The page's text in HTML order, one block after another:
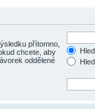
přítomno,
chcete, aby
oddělené